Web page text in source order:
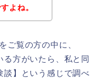
よね。
ご覧の方の中に、
方がいたら、私と同
】という感じで調べ